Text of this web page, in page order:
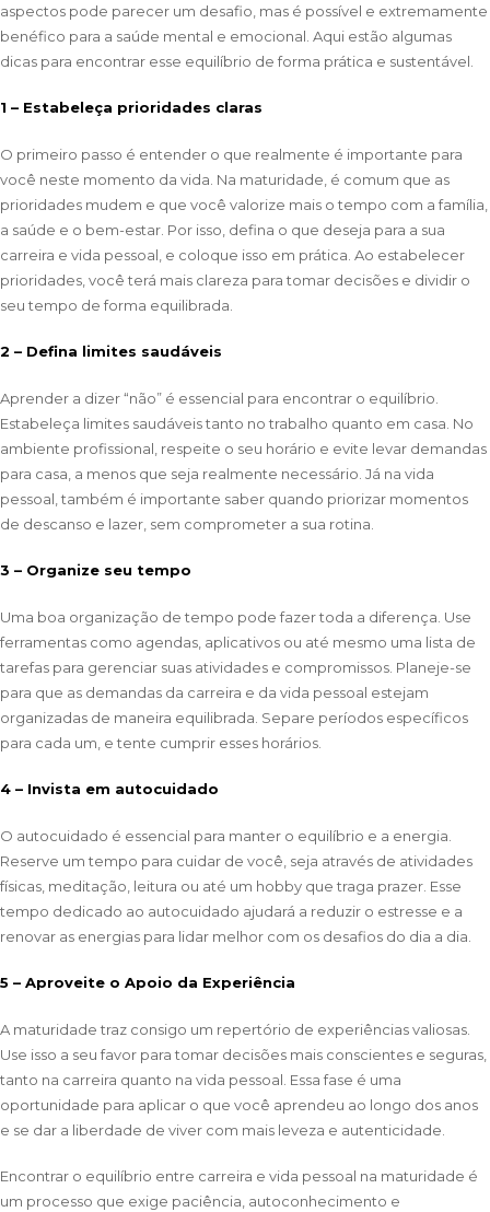
aspectos pode parecer um desafio, mas é possível e extremamente
benéfico para a saúde mental e emocional. Aqui estão algumas
dicas para encontrar esse equilíbrio de forma prática e sustentável.
1 – Estabeleça prioridades claras
O primeiro passo é entender o que realmente é importante para
você neste momento da vida. Na maturidade, é comum que as
prioridades mudem e que você valorize mais o tempo com a família,
a saúde e o bem-estar. Por isso, defina o que deseja para a sua
carreira e vida pessoal, e coloque isso em prática. Ao estabelecer
prioridades, você terá mais clareza para tomar decisões e dividir o
seu tempo de forma equilibrada.
2 – Defina limites saudáveis
Aprender a dizer “não” é essencial para encontrar o equilíbrio.
Estabeleça limites saudáveis tanto no trabalho quanto em casa. No
ambiente profissional, respeite o seu horário e evite levar demandas
para casa, a menos que seja realmente necessário. Já na vida
pessoal, também é importante saber quando priorizar momentos
de descanso e lazer, sem comprometer a sua rotina.
3 – Organize seu tempo
Uma boa organização de tempo pode fazer toda a diferença. Use
ferramentas como agendas, aplicativos ou até mesmo uma lista de
tarefas para gerenciar suas atividades e compromissos. Planeje-se
para que as demandas da carreira e da vida pessoal estejam
organizadas de maneira equilibrada. Separe períodos específicos
para cada um, e tente cumprir esses horários.
4 – Invista em autocuidado
O autocuidado é essencial para manter o equilíbrio e a energia.
Reserve um tempo para cuidar de você, seja através de atividades
físicas, meditação, leitura ou até um hobby que traga prazer. Esse
tempo dedicado ao autocuidado ajudará a reduzir o estresse e a
renovar as energias para lidar melhor com os desafios do dia a dia.
5 – Aproveite o Apoio da Experiência
A maturidade traz consigo um repertório de experiências valiosas.
Use isso a seu favor para tomar decisões mais conscientes e seguras,
tanto na carreira quanto na vida pessoal. Essa fase é uma
oportunidade para aplicar o que você aprendeu ao longo dos anos
e se dar a liberdade de viver com mais leveza e autenticidade.
Encontrar o equilíbrio entre carreira e vida pessoal na maturidade é
um processo que exige paciência, autoconhecimento e